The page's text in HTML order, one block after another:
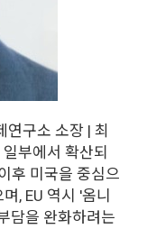
연구소 소장 | 최
부에서 확산되
후 미국을 중심으
, EU 역시 '옴니
담을 완화하려는